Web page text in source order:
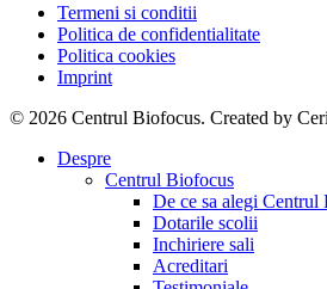
Termeni si conditii
Politica de confidentialitate
Politica cookies
Imprint
© 2026 Centrul Biofocus. Created by
Close
Despre
Centrul Biofocus
De ce sa alegi Centrul
Dotarile scolii
Inchiriere sali
Acreditari